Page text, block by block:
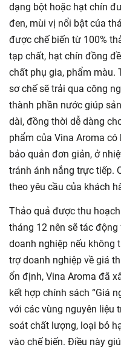
dạng bột hoặc hạt chín
đen, mùi vị nổi bật của
được chế biến từ 100%
tạp chất, hạt chín đồng
chất phụ gia, phẩm màu.
sơ chế sẽ trải qua công
thành phần nước giúp
dài, đồng thời dễ dàng
phẩm của Vina Aroma
bảo quản đơn giản, ở
tránh ánh nắng trực tiếp.
theo yêu cầu của khách
Thảo quả được thu
tháng 12 nên sẽ tác
doanh nghiệp nếu không
trợ doanh nghiệp về giá
ổn định, Vina Aroma đã
kết hợp chính sách “Giá
với các vùng nguyên liệu
soát chất lượng, loại bỏ
vào chế biến. Điều này